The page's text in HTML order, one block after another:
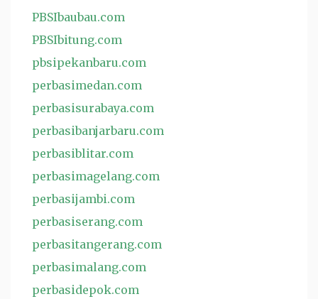
PBSIbaubau.com
PBSIbitung.com
pbsipekanbaru.com
perbasimedan.com
perbasisurabaya.com
perbasibanjarbaru.com
perbasiblitar.com
perbasimagelang.com
perbasijambi.com
perbasiserang.com
perbasitangerang.com
perbasimalang.com
perbasidepok.com